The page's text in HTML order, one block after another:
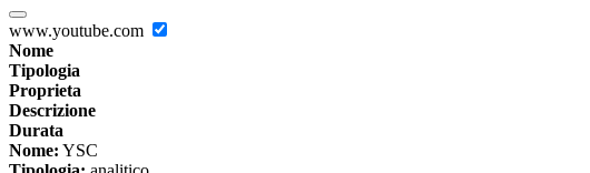
www.youtube.com
Nome
Tipologia
Proprieta
Descrizione
Durata
Nome: YSC